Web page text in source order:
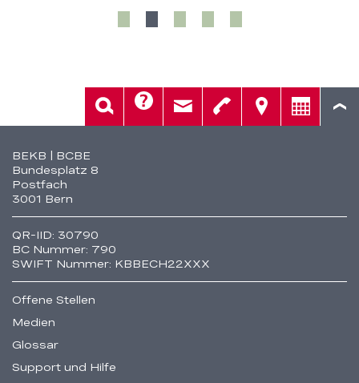
Fusszeile
BEKB | BCBE
Bundesplatz 8
Postfach
3001 Bern
QR-IID: 30790
BC Nummer: 790
SWIFT Nummer: KBBECH22XXX
Offene Stellen
Medien
Glossar
Support und Hilfe